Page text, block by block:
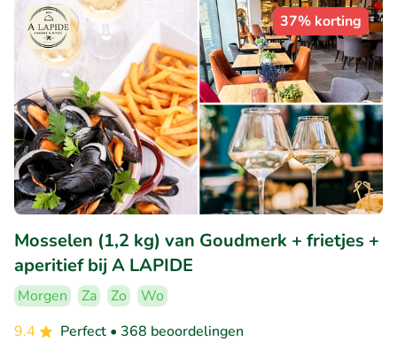
37% korting
Mosselen (1,2 kg) van Goudmerk + frietjes +
aperitief bij A LAPIDE
Morgen Za Zo
Wo
9.4
Perfect • 368 beoordelingen